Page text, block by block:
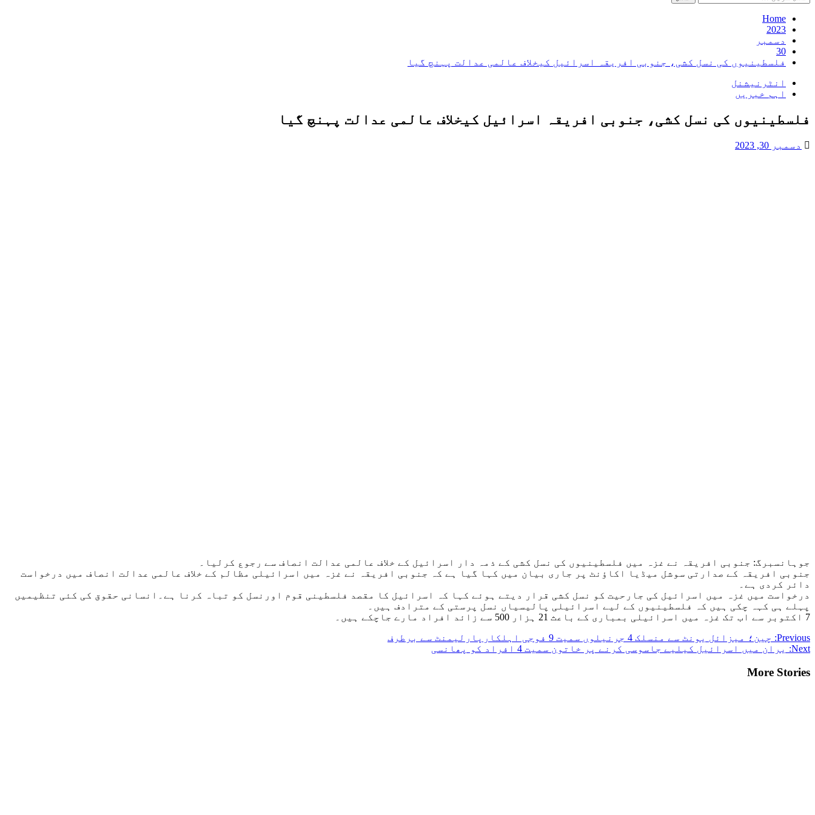
کریں
برائے:Home
2023
دسمبر
30
فلسطینیوں کی نسل کشی، جنوبی افریقہ اسرائیل کیخلاف عالمی عدالت پہنچ گیا
انٹرنیشنل
اہم خبریں
فلسطینیوں کی نسل کشی، جنوبی افریقہ اسرائیل کیخلاف عالمی عدالت پہنچ گیا
دسمبر 30, 2023
جوہانسبرگ: جنوبی افریقہ نے غزہ میں فلسطینیوں کی نسل کشی کے ذمہ دار اسرائیل کے خلاف عالمی عدالت انصاف سے رجوع کرلیا۔
جنوبی افریقہ کے صدارتی سوشل میڈیا اکاؤنٹ پر جاری بیان میں کہا گیا ہے کہ جنوبی افریقہ نے غزہ میں اسرائیلی مظالم کے خلاف عالمی عدالت انصاف میں درخواست
دائر کردی ہے۔
درخواست میں غزہ میں اسرائیل کی جارحیت کو نسل کشی قرار دیتے ہوئے کہا کہ اسرائیل کا مقصد فلسطینی قوم اورنسل کو تباہ کرنا ہے۔انسانی حقوق کی کئی تنظیمیں
پہلے ہی کہہ چکی ہیں کہ فلسطینیوں کے لیے اسرائیلی پالیسیاں نسل پرستی کے مترادف ہیں۔
7 اکتوبر سے اب تک غزہ میں اسرائیلی بمباری کے باعث 21 ہزار 500 سے زائد افراد مارے جاچکے ہیں۔
Post
navigation
Previous: چین؛ میزائل یونٹ سے منسلک 4 جرنیلوں سمیت 9 فوجی اہلکارپارلیمنٹ سے برطرف
Next:
یران میں اسرائیل کیلیے جاسوسی کرنے پر خاتون سمیت 4 افراد کو پھانسی
More Stories